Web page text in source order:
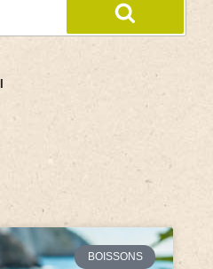
BOISSONS